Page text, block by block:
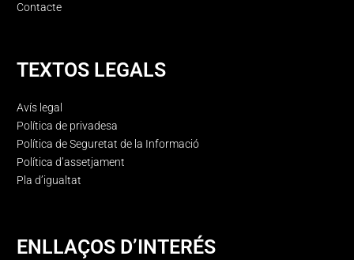
Contacte
TEXTOS LEGALS
Avís legal
Política de privadesa
Política de Seguretat de la Informació
Política d’assetjament
Pla d’igualtat
ENLLAÇOS D’INTERÉS